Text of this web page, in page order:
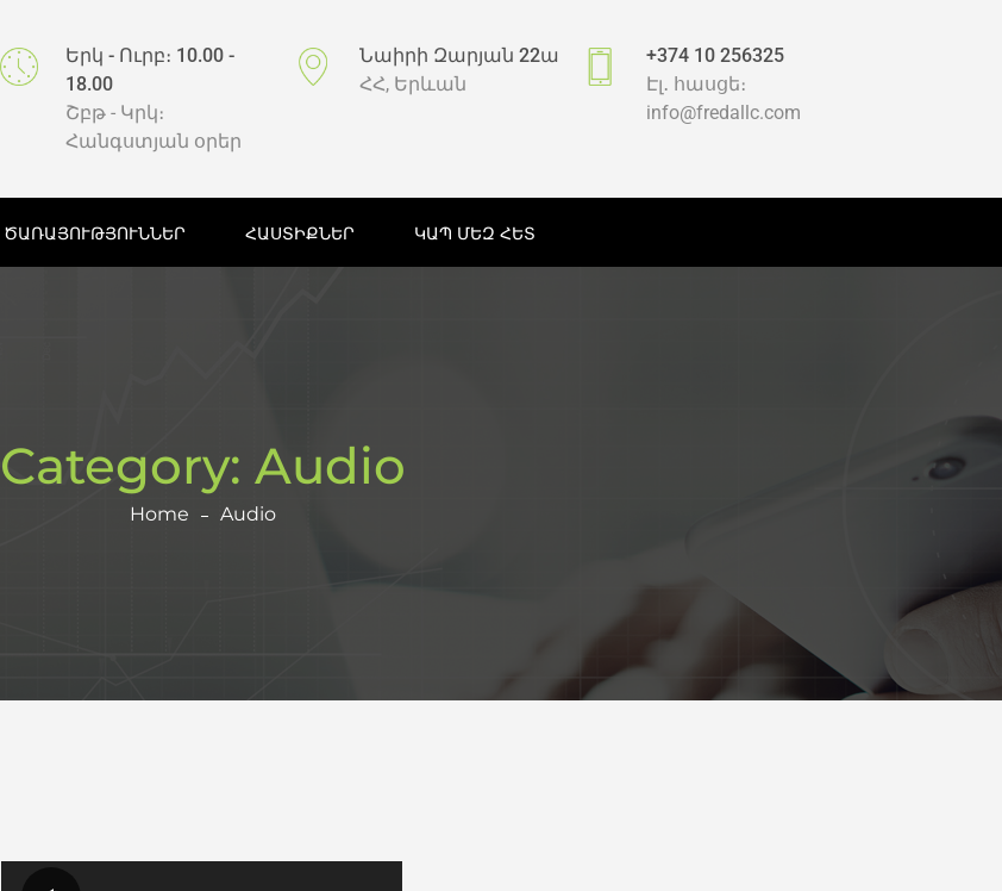
Երկ - Ուրբ։ 10.00 -
18.00
Շբթ - Կրկ։
Հանգստյան օրեր
Նաիրի Զարյան 22ա
ՀՀ, Երևան
+374 10 256325
Էլ․ հասցե։
info@fredallc.com
ԾԱՌԱՅՈՒԹՅՈՒՆՆԵՐ ՀԱՍՏԻՔՆԵՐ ԿԱՊ ՄԵԶ ՀԵՏ
Category: Audio
Home Audio
Audio Player